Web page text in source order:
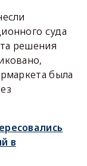
суда
решения
была
в